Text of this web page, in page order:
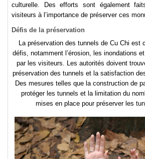
culturelle. Des efforts sont également
visiteurs à l’importance de préserver ces
Défis de la préservation
La préservation des tunnels de Cu Chi est
défis, notamment l’érosion, les inondations
par les visiteurs. Les autorités doivent
préservation des tunnels et la satisfaction
Des mesures telles que la construction de
protéger les tunnels et la limitation du
mises en place pour préserver les